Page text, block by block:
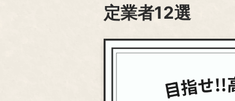
定業者12選